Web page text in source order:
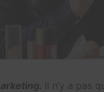
Il n’y a pas